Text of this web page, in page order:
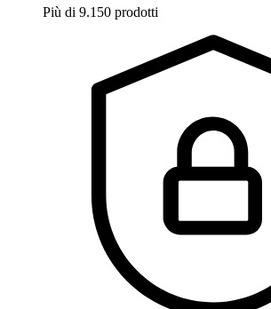
Più di 9.150 prodotti